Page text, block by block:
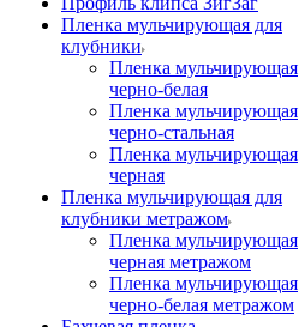
Пленка мульчирующая для
клубники
Пленка мульчирующая
черно-белая
Пленка мульчирующая
черно-стальная
Пленка мульчирующая
черная
Пленка мульчирующая для
клубники метражом
Пленка мульчирующая
черная метражом
Пленка мульчирующая
черно-белая метражом